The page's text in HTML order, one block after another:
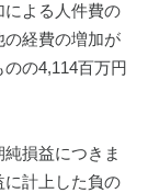
による人件費の
経費の増加が
の4,114百万円
損益につきま
に計上した負の